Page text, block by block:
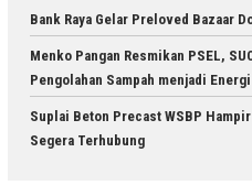
Bank Raya Gelar Preloved Bazaar
Menko Pangan Resmikan PSEL,
Pengolahan Sampah menjadi Energi
Suplai Beton Precast WSBP
Segera Terhubung